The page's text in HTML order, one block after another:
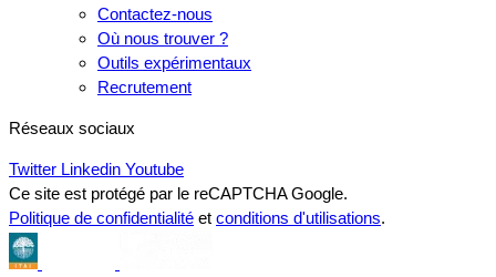
Contactez-nous
Où nous trouver ?
Outils expérimentaux
Recrutement
Réseaux sociaux
Twitter Linkedin Youtube
Ce site est protégé par le reCAPTCHA Google.
Politique de confidentialité et conditions d'utilisations.